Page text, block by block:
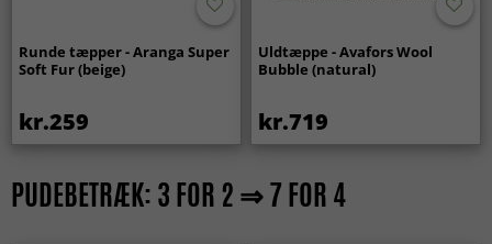
Runde tæpper - Aranga Super
Soft Fur (beige)
kr.259
Uldtæppe - Avafors Wool
Bubble (natural)
kr.719
PUDEBETRÆK: 3 FOR 2 ⇒ 7 FOR 4